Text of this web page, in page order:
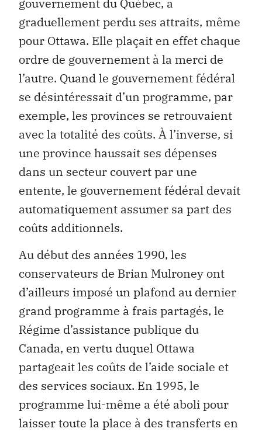
graduellement perdu ses attraits, même
pour Ottawa. Elle plaçait en effet chaque
ordre de gouvernement à la merci de
l’autre. Quand le gouvernement fédéral
se désintéressait d’un programme, par
exemple, les provinces se retrouvaient
avec la totalité des coûts. À l’inverse, si
une province haussait ses dépenses
dans un secteur couvert par une
entente, le gouvernement fédéral devait
automatiquement assumer sa part des
coûts additionnels.
Au début des années 1990, les
conservateurs de Brian Mulroney ont
d’ailleurs imposé un plafond au dernier
grand programme à frais partagés, le
Régime d’assistance publique du
Canada, en vertu duquel Ottawa
partageait les coûts de l’aide sociale et
des services sociaux. En 1995, le
programme lui-même a été aboli pour
laisser toute la place à des transferts en